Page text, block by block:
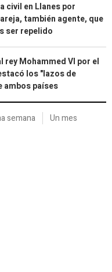
civil en Llanes por
también agente, que
ser repelido
rey Mohammed VI por el
los "lazos de
ambos países
semana Un mes